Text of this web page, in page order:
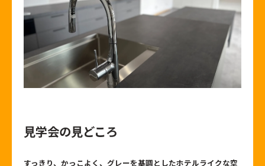
見学会の見どころ
すっきり、かっこよく、グレーを基調としたホテルライクな空